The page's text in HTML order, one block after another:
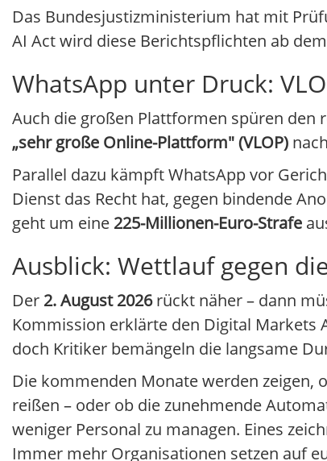
Das Bundesjustizministerium hat mit
AI Act wird diese Berichtspflichten ab
WhatsApp unter Druck:
Auch die großen Plattformen spüren den
„sehr große Online-Plattform" (VLOP)
Parallel dazu kämpft WhatsApp vor
Dienst das Recht hat, gegen bindende
geht um eine 225-Millionen-Euro-Strafe
Ausblick: Wettlauf gegen
Der 2. August 2026rückt näher – dann
Kommission erklärte den Digital Markets
doch Kritiker bemängeln die langsame
Die kommenden Monate werden zeigen,
reißen – oder ob die zunehmende
weniger Personal zu managen. Eines
Immer mehr Organisationen setzen auf